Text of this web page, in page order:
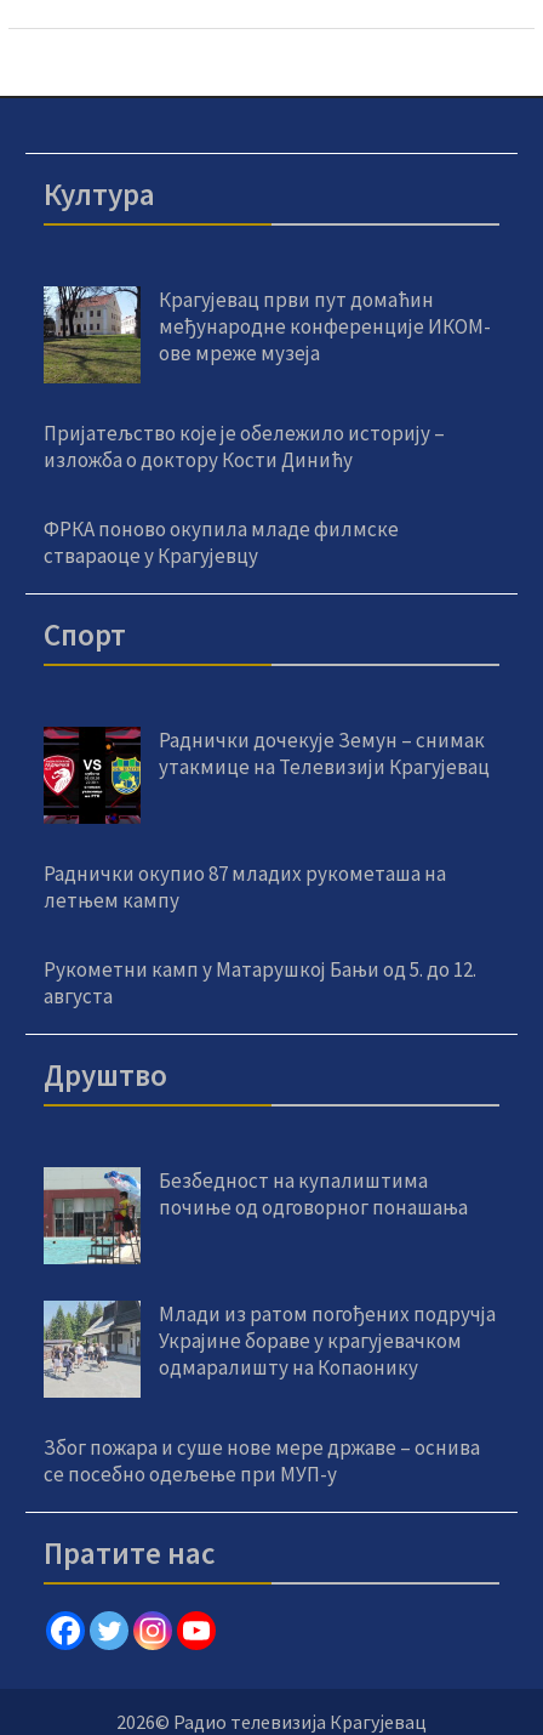
Култура
Крагујевац први пут домаћин
међународне конференције ИКОМ-
ове мреже музеја
Пријатељство које је обележило историју –
изложба о доктору Кости Динићу
ФРКА поново окупила младе филмске
ствараоце у Крагујевцу
Спорт
Раднички дочекује Земун – снимак
утакмице на Телевизији Крагујевац
Раднички окупио 87 младих рукометаша на
летњем кампу
Рукометни камп у Матарушкој Бањи од 5. до 12.
августа
Друштво
Безбедност на купалиштима
почиње од одговорног понашања
Млади из ратом погођених подручја
Украјине бораве у крагујевачком
одмаралишту на Копаонику
Због пожара и суше нове мере државе – оснива
се посебно одељење при МУП-у
Пратите нас
2026© Радио телевизија Крагујевац